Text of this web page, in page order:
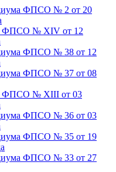
ФПСО № 2 от 20
ФПСО № XIV от 12
ФПСО № 38 от 12
ФПСО № 37 от 08
ФПСО № XIII от 03
ФПСО № 36 от 03
ФПСО № 35 от 19
ФПСО № 33 от 27